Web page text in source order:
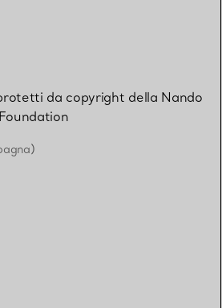
da copyright della Nando